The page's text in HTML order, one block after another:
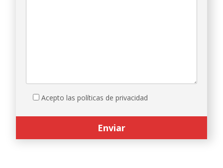
Acepto las políticas de privacidad